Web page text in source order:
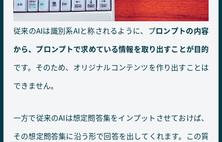
従来のAIは識別系AIと称されるように、プロンプトの内容
から、プロンプトで求めている情報を取り出すことが目的
です。そのため、オリジナルコンテンツを作り出すことは
できません。
一方で従来のAIは想定問答集をインプットさせておけば、
その想定問答集に沿う形で回答を出してくれます。この質